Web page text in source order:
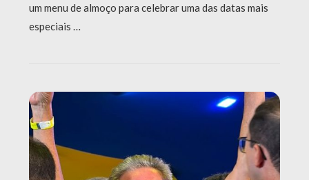
um menu de almoço para celebrar uma das datas mais
especiais …